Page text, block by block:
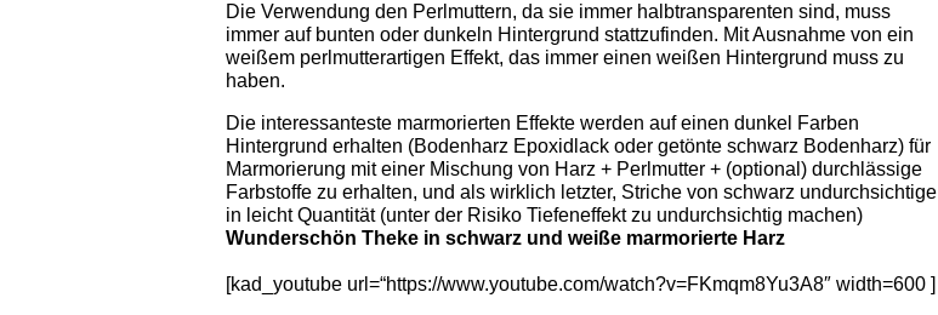
Die Verwendung den Perlmuttern, da sie immer halbtransparenten sind, muss
immer auf bunten oder dunkeln Hintergrund stattzufinden. Mit Ausnahme von ein
weißem perlmutterartigen Effekt, das immer einen weißen Hintergrund muss zu
haben.
Die interessanteste marmorierten Effekte werden auf einen dunkel Farben
Hintergrund erhalten (Bodenharz Epoxidlack oder getönte schwarz Bodenharz) für
Marmorierung mit einer Mischung von Harz + Perlmutter + (optional) durchlässige
Farbstoffe zu erhalten, und als wirklich letzter, Striche von schwarz undurchsichtige
in leicht Quantität (unter der Risiko Tiefeneffekt zu undurchsichtig machen)
Wunderschön Theke in schwarz und weiße marmorierte Harz
[kad_youtube url=“https://www.youtube.com/watch?v=FKmqm8Yu3A8″ width=600 ]